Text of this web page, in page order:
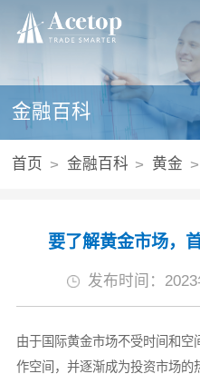
金融百科
首页 金融百科 黄金
要了解黄金市场，
发布时间：
由于国际黄金市场不受时间和
作空间，并逐渐成为投资市场